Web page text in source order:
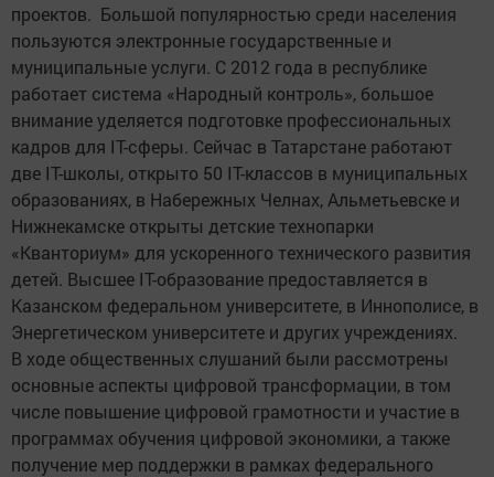
проектов. Большой популярностью среди населения
пользуются электронные государственные и
муниципальные услуги. С 2012 года в республике
работает система «Народный контроль», большое
внимание уделяется подготовке профессиональных
кадров для IT-сферы. Сейчас в Татарстане работают
две IT-школы, открыто 50 IT-классов в муниципальных
образованиях, в Набережных Челнах, Альметьевске и
Нижнекамске открыты детские технопарки
«Кванториум» для ускоренного технического развития
детей. Высшее IT-образование предоставляется в
Казанском федеральном университете, в Иннополисе, в
Энергетическом университете и других учреждениях.
В ходе общественных слушаний были рассмотрены
основные аспекты цифровой трансформации, в том
числе повышение цифровой грамотности и участие в
программах обучения цифровой экономики, а также
получение мер поддержки в рамках федерального